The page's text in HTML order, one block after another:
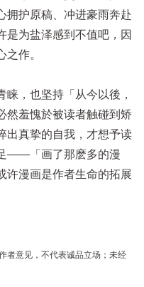
拥护原稿、冲进豪雨奔赴
是为盐泽感到不值吧，因
作。
，也坚持「从今以後，
然羞愧於被读者触碰到矫
出真挚的自我，才想予读
——「画了那麽多的漫
许漫画是作者生命的拓展
者意见，不代表诚品立场；未经